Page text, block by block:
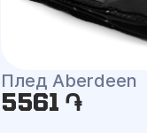
Плед Aberdeen
5561 ֏